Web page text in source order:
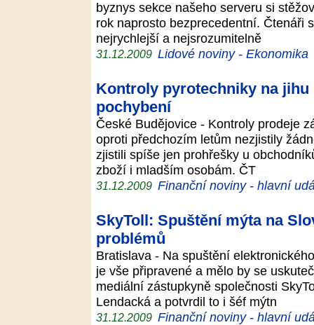
byznys sekce našeho serveru si
rok naprosto bezprecedentní. Čtenáři
nejrychlejší a nejsrozumitelně
31.12.2009 Lidové noviny - Ekonomika
Kontroly pyrotechniky na
pochybení
České Budějovice - Kontroly prodeje
oproti předchozím letům nezjistily
zjistili spíše jen prohřešky u
zboží i mladším osobám. ČT
31.12.2009 Finanční noviny - hlavní
SkyToll: Spuštění mýta na
problémů
Bratislava - Na spuštění
je vše připravené a mělo by se
mediální zástupkyně společnosti
Lendacká a potvrdil to i šéf mýtn
31.12.2009 Finanční noviny - hlavní